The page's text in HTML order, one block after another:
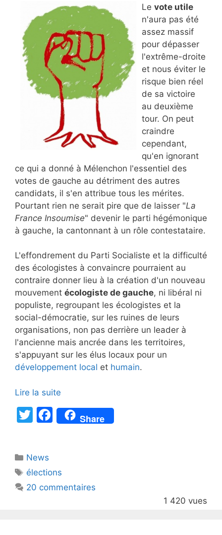
Le vote utile
n'aura pas été
assez massif
pour dépasser
l'extrême-droite
et nous éviter le
risque bien réel
de sa victoire
au deuxième
tour. On peut
craindre
cependant,
qu'en ignorant
ce qui a donné à Mélenchon l'essentiel des
votes de gauche au détriment des autres
candidats, il s'en attribue tous les mérites.
Pourtant rien ne serait pire que de laisser "La
France Insoumise" devenir le parti hégémonique
à gauche, la cantonnant à un rôle contestataire.
L'effondrement du Parti Socialiste et la difficulté
des écologistes à convaincre pourraient au
contraire donner lieu à la création d'un nouveau
mouvement écologiste de gauche, ni libéral ni
populiste, regroupant les écologistes et la
social-démocratie, sur les ruines de leurs
organisations, non pas derrière un leader à
l'ancienne mais ancrée dans les territoires,
s'appuyant sur les élus locaux pour un
développement local et humain.
Lire la suite
T
er
F
a
b
o
Share
Catégories
News
Étiquettes
élections
20 commentaires
1 420 vues